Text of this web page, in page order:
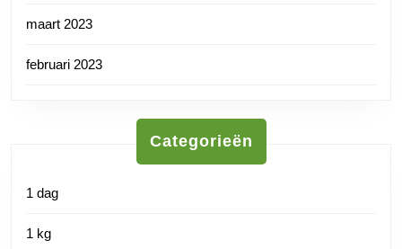
maart 2023
februari 2023
Categorieën
1 dag
1 kg